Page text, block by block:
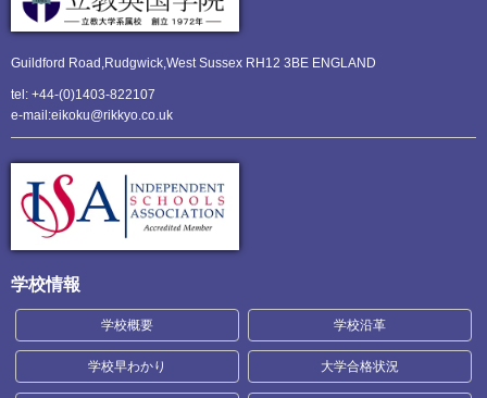
Guildford Road,Rudgwick,West Sussex RH12 3BE ENGLAND
tel: +44-(0)1403-822107
e-mail:eikoku@rikkyo.co.uk
学校情報
学校概要 学校沿革
学校早わかり 大学合格状況